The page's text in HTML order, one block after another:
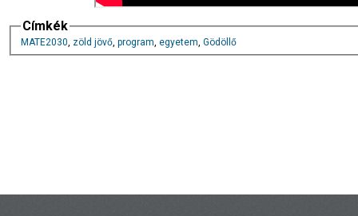
Címkék
MATE2030, zöld jövő, program, egyetem, Gödöllő